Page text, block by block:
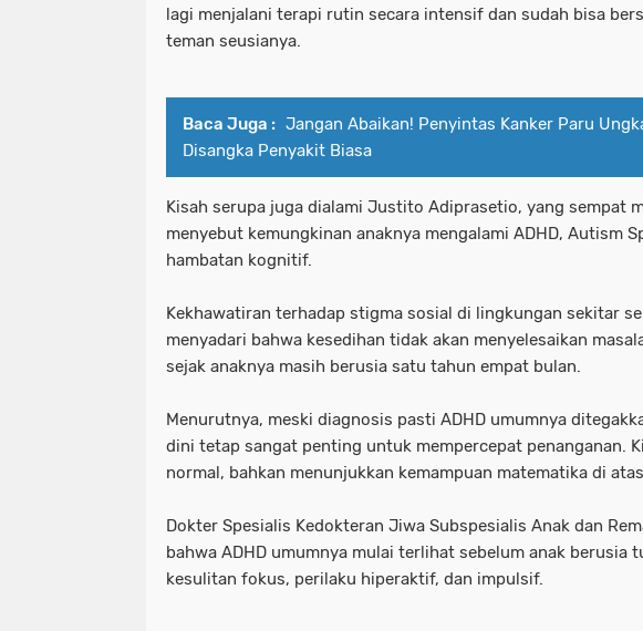
lagi menjalani terapi rutin secara intensif dan sudah bisa
teman seusianya.
Baca Juga : Jangan Abaikan! Penyintas Kanker Paru
Disangka Penyakit Biasa
Kisah serupa juga dialami Justito Adiprasetio, yang sempat
menyebut kemungkinan anaknya mengalami ADHD, Autism
hambatan kognitif.
Kekhawatiran terhadap stigma sosial di lingkungan sekitar
menyadari bahwa kesedihan tidak akan menyelesaikan
sejak anaknya masih berusia satu tahun empat bulan.
Menurutnya, meski diagnosis pasti ADHD umumnya
dini tetap sangat penting untuk mempercepat penanganan.
normal, bahkan menunjukkan kemampuan matematika di
Dokter Spesialis Kedokteran Jiwa Subspesialis Anak dan
bahwa ADHD umumnya mulai terlihat sebelum anak berusia
kesulitan fokus, perilaku hiperaktif, dan impulsif.